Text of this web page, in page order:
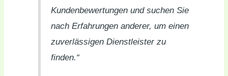
Kundenbewertungen und suchen Sie
nach Erfahrungen anderer, um einen
zuverlässigen Dienstleister zu
finden.“